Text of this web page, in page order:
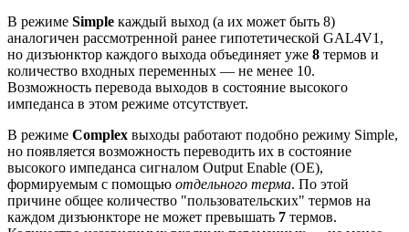
В режиме Simple каждый выход (а их может быть 8)
аналогичен рассмотренной ранее гипотетической GAL4V1,
но дизъюнктор каждого выхода объединяет уже 8 термов и
количество входных переменных — не менее 10.
Возможность перевода выходов в состояние высокого
импеданса в этом режиме отсутствует.
В режиме Complex выходы работают подобно режиму Simple,
но появляется возможность переводить их в состояние
высокого импеданса сигналом Output Enable (OE),
формируемым с помощью отдельного терма. По этой
причине общее количество "пользовательских" термов на
каждом дизъюнкторе не может превышать 7 термов.